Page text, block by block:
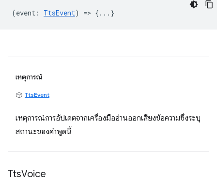
(event : TtsEvent) => {...}
เหตุการณ์
TtsEvent
เหตุการณ์การอัปเดตจากเครื่องมืออ่านออกเสียงข้อความซึ่งระบุ
สถานะของคำพูดนี้
TtsVoice